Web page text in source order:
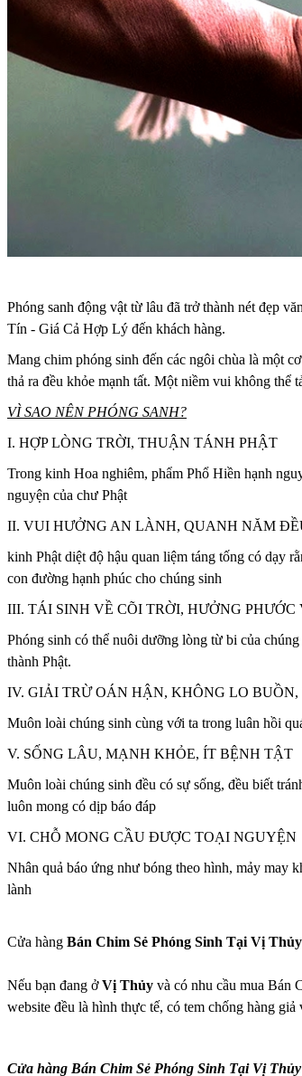
Phóng sanh động vật từ lâu đã trở thành nét đẹp
Tín - Giá Cả Hợp Lý đến khách hàng.
Mang chim phóng sinh đến các ngôi chùa là một
thả ra đều khỏe mạnh tất. Một niềm vui không
VÌ SAO NÊN PHÓNG SANH?
I. HỢP LÒNG TRỜI, THUẬN TÁNH PHẬT
Trong kinh Hoa nghiêm, phẩm Phổ Hiền hạnh
nguyện của chư Phật
II. VUI HƯỞNG AN LÀNH, QUANH NĂM
kinh Phật diệt độ hậu quan liệm táng tống có dạy
con đường hạnh phúc cho chúng sinh
III. TÁI SINH VỀ CÕI TRỜI, HƯỞNG PHƯỚC
Phóng sinh có thể nuôi dưỡng lòng từ bi của
thành Phật.
IV. GIẢI TRỪ OÁN HẬN, KHÔNG LO BUỒN,
Muôn loài chúng sinh cùng với ta trong luân hồi
V. SỐNG LÂU, MẠNH KHỎE, ÍT BỆNH TẬT
Muôn loài chúng sinh đều có sự sống, đều biết
luôn mong có dịp báo đáp
VI. CHỖ MONG CẦU ĐƯỢC TOẠI NGUYỆN
Nhân quả báo ứng như bóng theo hình, mảy may
lành
Cửa hàng Bán Chim Sẻ Phóng Sinh Tại Vị Thủy
Nếu bạn đang ởVị Thủy và có nhu cầu mua Bán
website đều là hình thực tế, có tem chống hàng
Cửa hàng Bán Chim Sẻ Phóng Sinh Tại Vị